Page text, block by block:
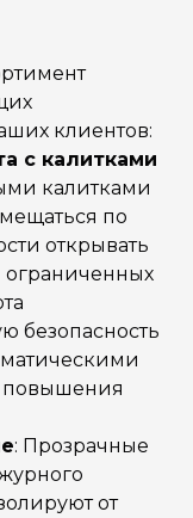
клиентов:
с калитками
калитками
по
открывать
ограниченных
безопасность
повышения
: Прозрачные
от